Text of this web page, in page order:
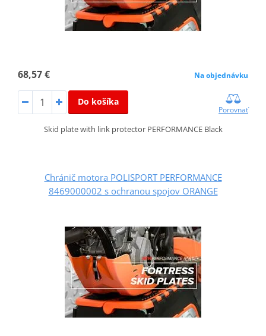
68,57 € Na objednávku
Do košíka
Porovnať
Skid plate with link protector PERFORMANCE Black
Chránič motora POLISPORT PERFORMANCE
8469000002 s ochranou spojov ORANGE